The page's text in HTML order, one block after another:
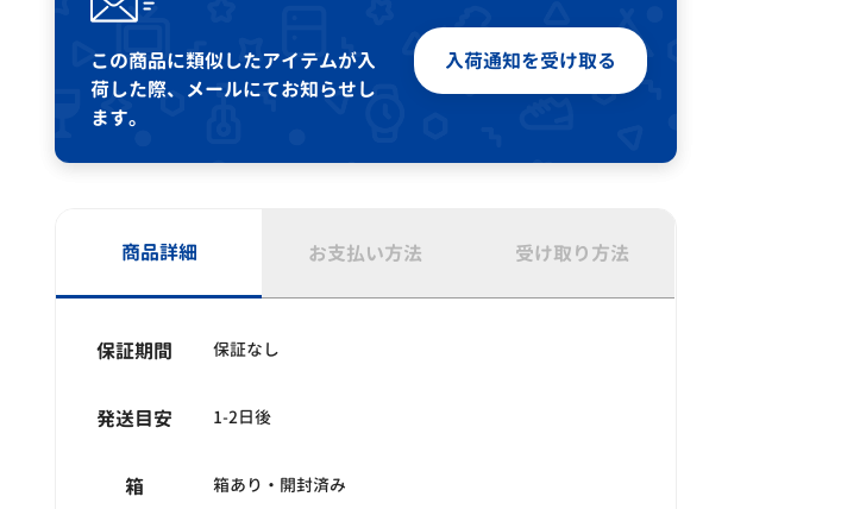
この商品に類似したアイテムが入
荷した際、メールにてお知らせし
ます。
入荷通知を受け取る
商品詳細 お支払い方法 受け取り方法
保証期間 保証なし
発送目安 1-2日後
箱 箱あり・開封済み